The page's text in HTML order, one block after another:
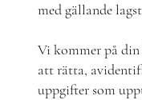
med gällande
Vi kommer på
att rätta,
uppgifter som